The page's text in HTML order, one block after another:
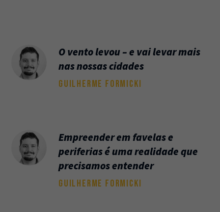
receba todas as nossas novidades.
O vento levou – e vai levar mais
nas nossas cidades
GUILHERME FORMICKI
Empreender em favelas e
periferias é uma realidade que
precisamos entender
GUILHERME FORMICKI